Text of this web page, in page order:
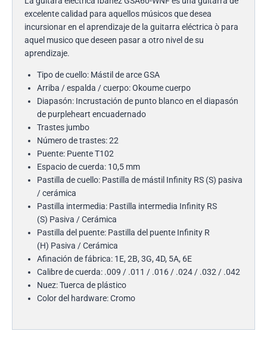
excelente calidad para aquellos músicos que desea
incursionar en el aprendizaje de la guitarra eléctrica ò para
aquel musico que deseen pasar a otro nivel de su
aprendizaje.
Tipo de cuello: Mástil de arce GSA
Arriba / espalda / cuerpo: Okoume cuerpo
Diapasón: Incrustación de punto blanco en el diapasón
de purpleheart encuadernado
Trastes jumbo
Número de trastes: 22
Puente: Puente T102
Espacio de cuerda: 10,5 mm
Pastilla de cuello: Pastilla de mástil Infinity RS (S) pasiva
/ cerámica
Pastilla intermedia: Pastilla intermedia Infinity RS
(S) Pasiva / Cerámica
Pastilla del puente: Pastilla del puente Infinity R
(H) Pasiva / Cerámica
Afinación de fábrica: 1E, 2B, 3G, 4D, 5A, 6E
Calibre de cuerda: .009 / .011 / .016 / .024 / .032 / .042
Nuez: Tuerca de plástico
Color del hardware: Cromo